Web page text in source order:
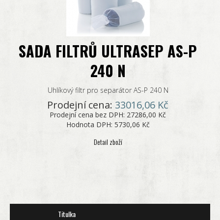
SADA FILTRŮ ULTRASEP AS-P
240 N
Uhlíkový filtr pro separátor AS-P 240 N
Prodejní cena: 33016,06 Kč
Prodejní cena bez DPH: 27286,00 Kč
Hodnota DPH: 5730,06 Kč
Detail zboží
Titulka